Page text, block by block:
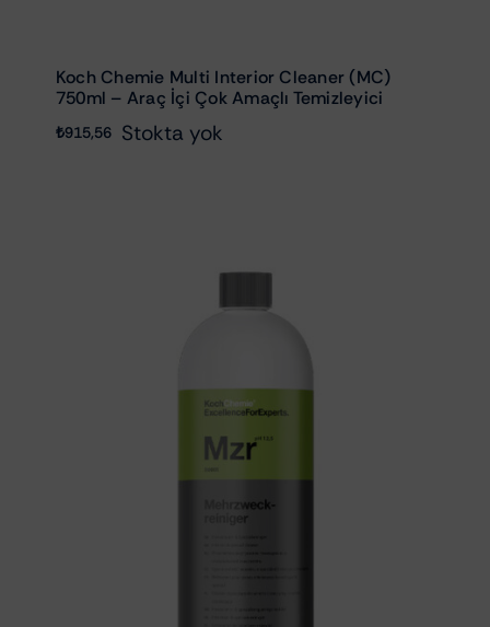
Koch Chemie Multi Interior Cleaner (MC)
750ml – Araç İçi Çok Amaçlı Temizleyici
₺915,56 Stokta yok